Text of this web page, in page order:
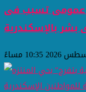
عمومى تسبب فى
بالإسكندرية